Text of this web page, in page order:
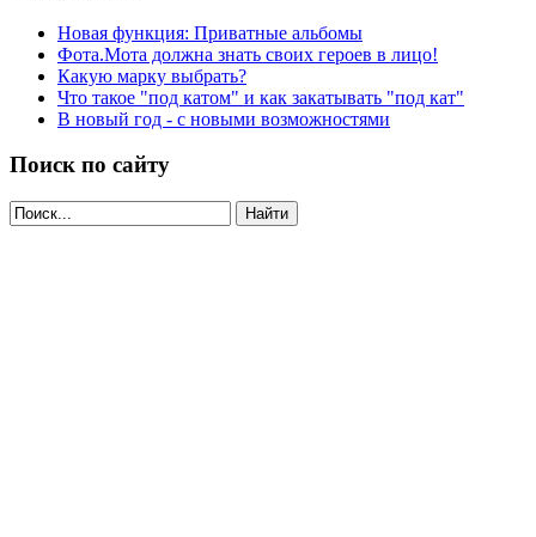
Новая функция: Приватные альбомы
Фота.Мота должна знать своих героев в лицо!
Какую марку выбрать?
Что такое "под катом" и как закатывать "под кат"
В новый год - с новыми возможностями
Поиск по сайту
Найти